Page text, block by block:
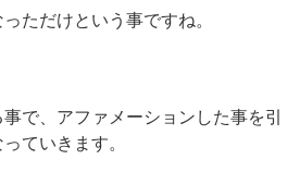
ただけという事ですね。
で、アファメーションした事を引
ていきます。